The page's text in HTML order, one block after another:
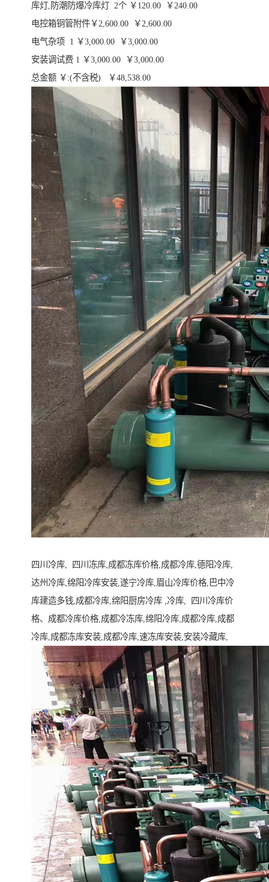
库灯,防潮防爆冷库灯 2个 ￥120.00 ￥240.00
电控箱铜管附件￥2,600.00 ￥2,600.00
电气杂项 1 ￥3,000.00 ￥3,000.00
安装调试费 1 ￥3,000.00 ￥3,000.00
总金额 ￥:(不含税) ￥48,538.00
四川冷库, 四川冻库,成都冻库价格,成都冷库,德阳冷库,
达州冷库,绵阳冷库安装,遂宁冷库,眉山冷库价格,巴中冷
库建造多钱,成都冷库,绵阳厨房冷库 ,冷库, 四川冷库价
格、成都冷库价格,成都冷冻库,绵阳冷库,成都冷库,成都
冷库,成都冻库安装,成都冷库,速冻库安装,安装冷藏库,